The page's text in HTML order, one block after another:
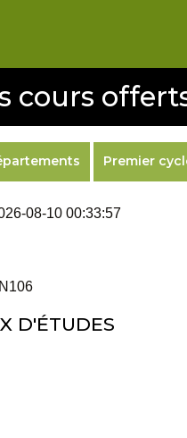
cours
Premier
08-10 00:33:57
D'ÉTUDES